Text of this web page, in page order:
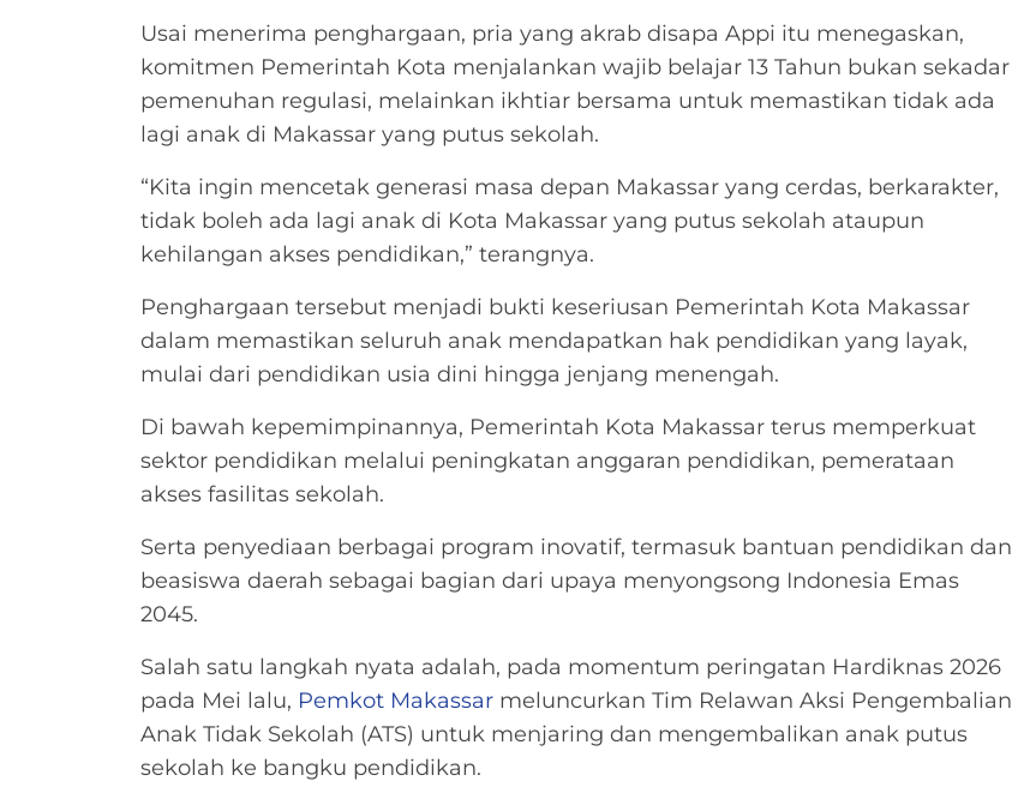
Usai menerima penghargaan, pria yang akrab disapa Appi itu menegaskan,
komitmen Pemerintah Kota menjalankan wajib belajar 13 Tahun bukan sekadar
pemenuhan regulasi, melainkan ikhtiar bersama untuk memastikan tidak ada
lagi anak di Makassar yang putus sekolah.
“Kita ingin mencetak generasi masa depan Makassar yang cerdas, berkarakter,
tidak boleh ada lagi anak di Kota Makassar yang putus sekolah ataupun
kehilangan akses pendidikan,” terangnya.
Penghargaan tersebut menjadi bukti keseriusan Pemerintah Kota Makassar
dalam memastikan seluruh anak mendapatkan hak pendidikan yang layak,
mulai dari pendidikan usia dini hingga jenjang menengah.
Di bawah kepemimpinannya, Pemerintah Kota Makassar terus memperkuat
sektor pendidikan melalui peningkatan anggaran pendidikan, pemerataan
akses fasilitas sekolah.
Serta penyediaan berbagai program inovatif, termasuk bantuan pendidikan dan
beasiswa daerah sebagai bagian dari upaya menyongsong Indonesia Emas
2045.
Salah satu langkah nyata adalah, pada momentum peringatan Hardiknas 2026
pada Mei lalu, Pemkot Makassar meluncurkan Tim Relawan Aksi Pengembalian
Anak Tidak Sekolah (ATS) untuk menjaring dan mengembalikan anak putus
sekolah ke bangku pendidikan.